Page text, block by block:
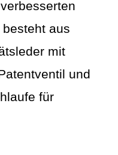
aus
mit
und
für